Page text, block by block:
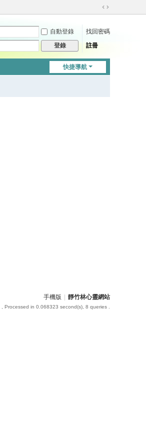
切
到
自動登錄
找回密碼
登錄 註冊
快捷導航
手機版 靜竹林心靈網站
, Processed in 0.068323 second(s), 8 queries .